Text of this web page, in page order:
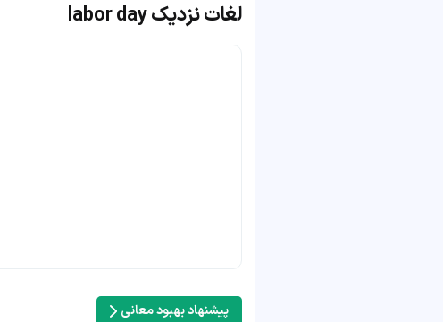
لغات نزدیک labor day
پیشنهاد بهبود معانی